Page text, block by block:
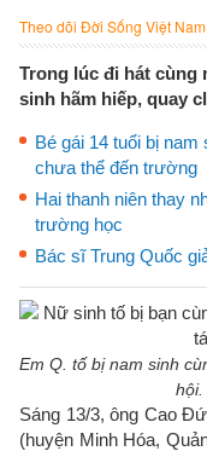
Theo dõi Đời Sống Việt
Trong lúc đi hát cùng
sinh hãm hiếp, quay
Bé gái 14 tuổi bị
chưa thể đến trường
Hai thanh niên thay
trường học
Bác sĩ Trung Quốc
Em Q. tố bị nam sinh
hội.
Sáng 13/3, ông Cao
(huyện Minh Hóa,